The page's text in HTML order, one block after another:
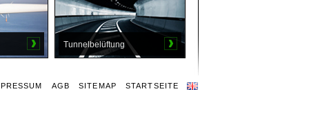
Tunnelbelüftung
AGB SITEMAP STARTSEITE